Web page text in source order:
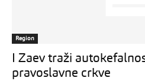
Region
I Zaev traži
pravoslavne crkve